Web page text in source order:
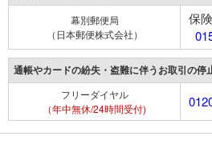
幕別郵便局
（日本郵便株式会社）
保
通帳やカードの紛失・盗難に伴うお取引の停
フリーダイヤル
（年中無休/24時間受付)